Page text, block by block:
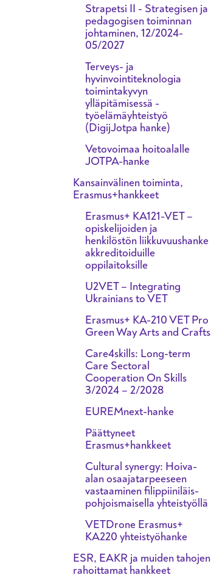
Strapetsi II - Strategisen ja
pedagogisen toiminnan
johtaminen, 12/2024-
05/2027
Terveys- ja
hyvinvointiteknologia
toimintakyvyn
ylläpitämisessä -
työelämäyhteistyö
(DigijJotpa hanke)
Vetovoimaa hoitoalalle
JOTPA-hanke
Kansainvälinen toiminta,
Erasmus+hankkeet
Erasmus+ KA121-VET –
opiskelijoiden ja
henkilöstön liikkuvuushanke
akkreditoiduille
oppilaitoksille
U2VET – Integrating
Ukrainians to VET
Erasmus+ KA-210 VET Pro
Green Way Arts and Crafts
Care4skills: Long-term
Care Sectoral
Cooperation On Skills
3/2024 – 2/2028
EUREMnext-hanke
Päättyneet
Erasmus+hankkeet
Cultural synergy: Hoiva-
alan osaajatarpeeseen
vastaaminen filippiiniläis-
pohjoismaisella yhteistyöllä
VETDrone Erasmus+
KA220 yhteistyöhanke
ESR, EAKR ja muiden tahojen
rahoittamat hankkeet